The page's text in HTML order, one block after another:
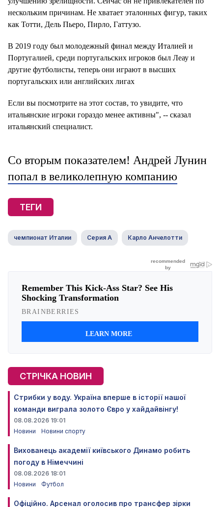
нескольким причинам. Не хватает эталонных фигур, таких
как Тотти, Дель Пьеро, Пирло, Гаттузо.
В 2019 году был молодежный финал между Италией и
Португалией, среди португальских игроков был Леау и
другие футболисты, теперь они играют в высших
португальских или английских лигах
Если вы посмотрите на этот состав, то увидите, что
итальянские игроки гораздо менее активны", -- сказал
итальянский специалист.
Со вторым показателем! Андрей Лунин
попал в великолепную компанию
ТЕГИ
чемпионат Италии Серия А Карло Анчелотти
СТРІЧКА НОВИН
Стрибки у воду. Україна вперше в історії нашої
команди виграла золото Євро у хайдайвінгу!
08.08.2026 19:01
Новини
Новини спорту
Вихованець академії київського Динамо робить
погоду в Німеччині
08.08.2026 18:01
Новини
Футбол
Офіційно. Арсенал оголосив про трансфер зірки